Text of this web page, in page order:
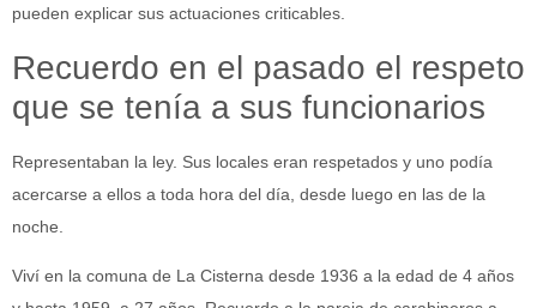
pueden explicar sus actuaciones criticables.
Recuerdo en el pasado el respeto
que se tenía a sus funcionarios
Representaban la ley. Sus locales eran respetados y uno podía
acercarse a ellos a toda hora del día, desde luego en las de la
noche.
Viví en la comuna de La Cisterna desde 1936 a la edad de 4 años